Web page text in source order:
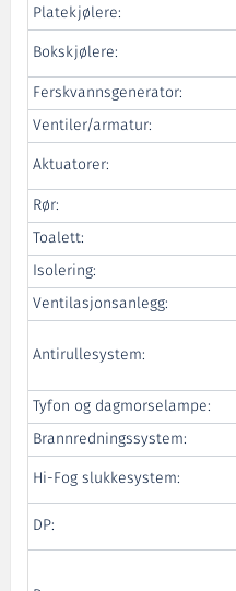
Platekjølere:
Bokskjølere:
Ferskvannsgenerator:
Ventiler/armatur:
Aktuatorer:
Rør:
Toalett:
Isolering:
Ventilasjonsanlegg:
Antirullesystem:
Tyfon og dagmorselampe:
Brannredningssystem:
Hi-Fog slukkesystem:
DP: